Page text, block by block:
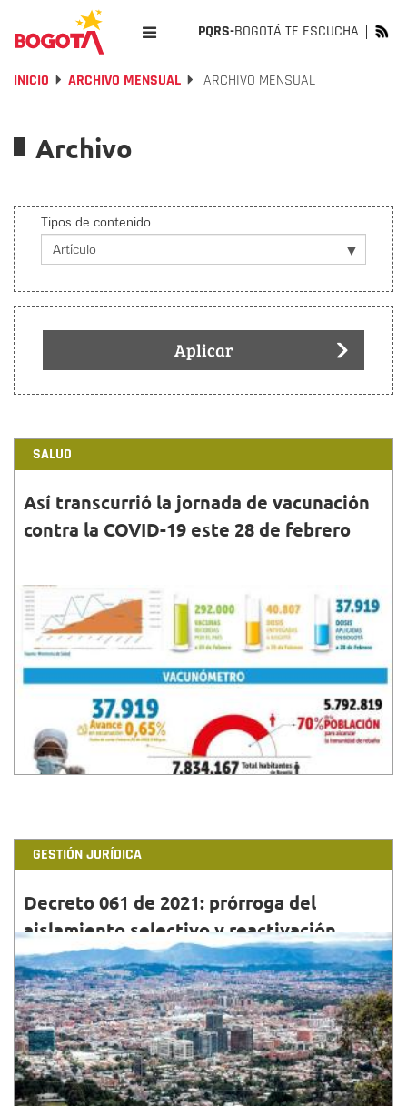
PQRS-BOGOTÁ TE ESCUCHA
INICIO ARCHIVO MENSUAL ARCHIVO MENSUAL
Archivo
Tipos de contenido
Aplicar
SALUD
Así transcurrió la jornada de vacunación
contra la COVID-19 este 28 de febrero
28•FEB•2021
Conoce el balance emitido por Secretaría de Salud
de Bogotá, respecto a las dosis aplicadas contra el
coronavirus a corte de febrero de 2021.
GESTIÓN JURÍDICA
Decreto 061 de 2021: prórroga del
aislamiento selectivo y reactivación
económica
28•FEB•2021
Conoce el Decreto 061 de 2021